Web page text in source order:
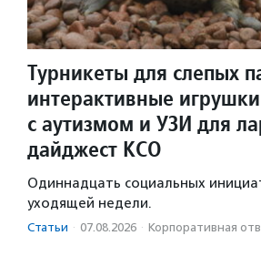
Турникеты для слепых
интерактивные
с аутизмом и УЗИ для
дайджест КСО
Одиннадцать социальных
уходящей недели.
Статьи · 07.08.2026 · Корпоративная